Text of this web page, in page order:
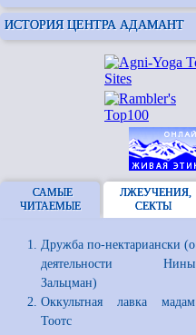
ИСТОРИЯ ЦЕНТРА АДАМАНТ
САМЫЕ
ЧИТАЕМЫЕ
ЛЖЕУЧЕНИЯ,
СЕКТЫ
Дружба по-нектариански (о
деятельности Нины
Зальцман)
Оккультная лавка мадам
Тоотс